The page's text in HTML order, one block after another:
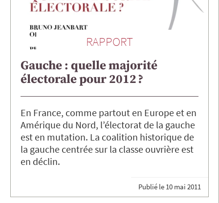
RAPPORT
Gauche : quelle majorité
électorale pour 2012 ?
En France, comme partout en Europe et en
Amérique du Nord, l’électorat de la gauche
est en mutation. La coalition historique de
la gauche centrée sur la classe ouvrière est
en déclin.
Publié le 10 mai 2011